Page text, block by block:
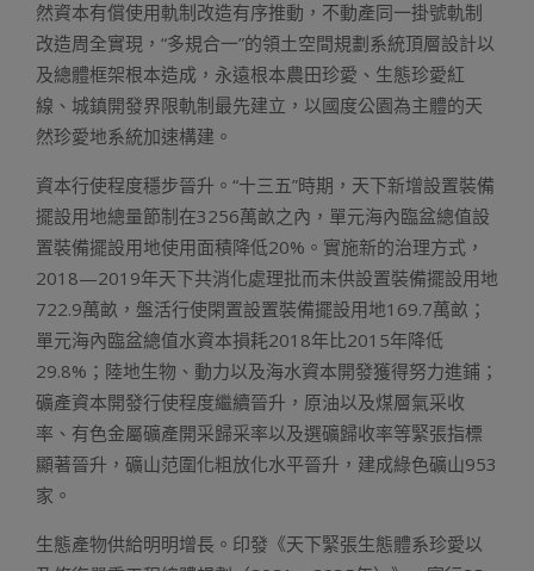
然資本有償使用軌制改造有序推動，不動產同一掛號軌制
改造周全實現，“多規合一”的領土空間規劃系統頂層設計以
及總體框架根本造成，永遠根本農田珍愛、生態珍愛紅
線、城鎮開發界限軌制最先建立，以國度公園為主體的天
然珍愛地系統加速構建。
資本行使程度穩步晉升。“十三五”時期，天下新增設置裝備
擺設用地總量節制在3256萬畝之內，單元海內臨盆總值設
置裝備擺設用地使用面積降低20%。實施新的治理方式，
2018—2019年天下共消化處理批而未供設置裝備擺設用地
722.9萬畝，盤活行使閑置設置裝備擺設用地169.7萬畝；
單元海內臨盆總值水資本損耗2018年比2015年降低
29.8%；陸地生物、動力以及海水資本開發獲得努力進鋪；
礦產資本開發行使程度繼續晉升，原油以及煤層氣采收
率、有色金屬礦產開采歸采率以及選礦歸收率等緊張指標
顯著晉升，礦山范圍化粗放化水平晉升，建成綠色礦山953
家。
生態產物供給明明增長。印發《天下緊張生態體系珍愛以